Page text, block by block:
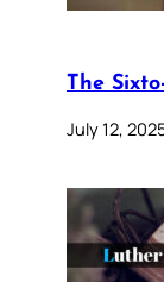
The
July 12,